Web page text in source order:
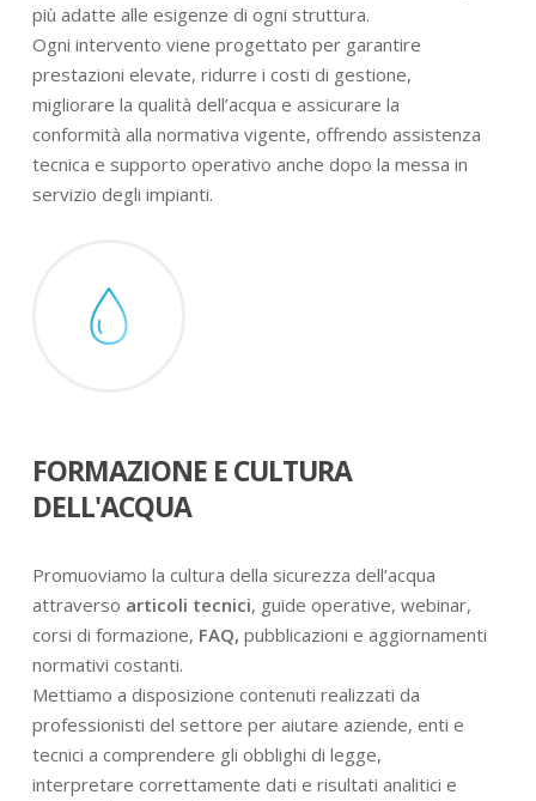
più adatte alle esigenze di ogni struttura.
Ogni intervento viene progettato per garantire
prestazioni elevate, ridurre i costi di gestione,
migliorare la qualità dell’acqua e assicurare la
conformità alla normativa vigente, offrendo assistenza
tecnica e supporto operativo anche dopo la messa in
servizio degli impianti.
FORMAZIONE E CULTURA
DELL'ACQUA
Promuoviamo la cultura della sicurezza dell’acqua
attraverso articoli tecnici, guide operative, webinar,
corsi di formazione, FAQ, pubblicazioni e aggiornamenti
normativi costanti.
Mettiamo a disposizione contenuti realizzati da
professionisti del settore per aiutare aziende, enti e
tecnici a comprendere gli obblighi di legge,
interpretare correttamente dati e risultati analitici e